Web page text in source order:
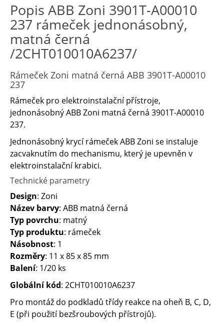
Popis ABB Zoni 3901T-A00010
237 rámeček jednonásobný,
matná černá
/2CHT010010A6237/
Rámeček Zoni matná černá ABB 3901T-A00010
237
Rámeček pro elektroinstalační přístroje,
jednonásobný ABB Zoni matná černá 3901T-A00010
237.
Jednonásobný krycí rámeček ABB Zoni se instaluje
zacvaknutím do mechanismu, který je upevněn v ​
elektroinstalační krabici.
Technické parametry
Design: Zoni
Název barvy: ABB matná černá
Typ povrchu: matný
Typ produktu: rámeček
Násobnost: 1
Rozměry: 11 x 85 x 85 mm
Balení: 1/20 ks
Globální kód: 2CHT010010A6237
Pro montáž do podkladů třídy reakce na oheň B, C, D,
E (při použití bezšroubových přístrojů).